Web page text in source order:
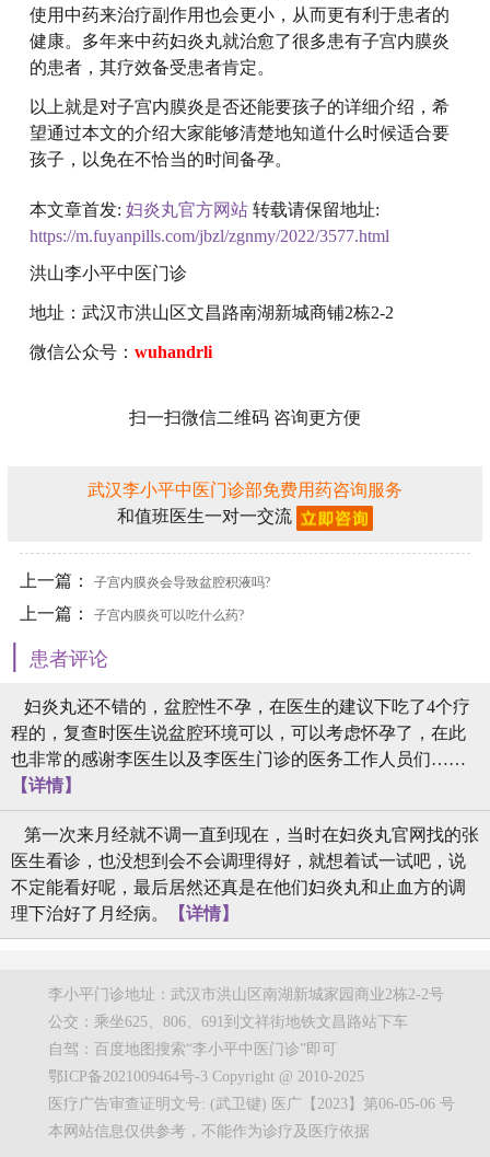
使用中药来治疗副作用也会更小，从而更有利于患者的
健康。多年来中药妇炎丸就治愈了很多患有子宫内膜炎
的患者，其疗效备受患者肯定。
以上就是对子宫内膜炎是否还能要孩子的详细介绍，希
望通过本文的介绍大家能够清楚地知道什么时候适合要
孩子，以免在不恰当的时间备孕。
本文章首发: 妇炎丸官方网站 转载请保留地址:
https://m.fuyanpills.com/jbzl/zgnmy/2022/3577.html
洪山李小平中医门诊
地址：武汉市洪山区文昌路南湖新城商铺2栋2-2
微信公众号： wuhandrli
扫一扫微信二维码 咨询更方便
武汉李小平中医门诊部免费用药咨询服务
和值班医生一对一交流
上一篇： 子宫内膜炎会导致盆腔积液吗?
上一篇： 子宫内膜炎可以吃什么药?
| 患者评论
妇炎丸还不错的，盆腔性不孕，在医生的建议下吃了4个疗
程的，复查时医生说盆腔环境可以，可以考虑怀孕了，在此
也非常的感谢李医生以及李医生门诊的医务工作人员们……
【详情】
第一次来月经就不调一直到现在，当时在妇炎丸官网找的张
医生看诊，也没想到会不会调理得好，就想着试一试吧，说
不定能看好呢，最后居然还真是在他们妇炎丸和止血方的调
理下治好了月经病。
【详情】
李小平门诊地址：武汉市洪山区南湖新城家园商业2栋2-2号
公交：乘坐625、806、691到文祥街地铁文昌路站下车
自驾：百度地图搜索“李小平中医门诊”即可
鄂ICP备2021009464号-3 Copyright @ 2010-2025
医疗广告审查证明文号: (武卫键) 医广【2023】第06-05-06 号
本网站信息仅供参考，不能作为诊疗及医疗依据